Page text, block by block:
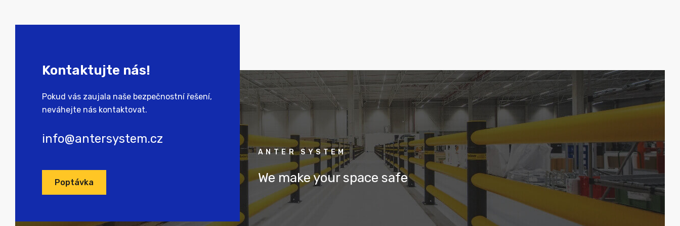
ANTER SYSTEM
We make your space safe
Kontaktujte nás!
Pokud vás zaujala naše bezpečnostní řešení,
neváhejte nás kontaktovat.
info@antersystem.cz
Poptávka